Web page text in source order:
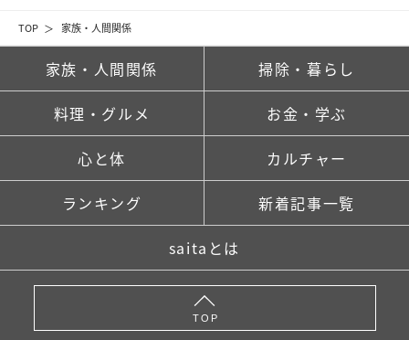
TOP 家族・人間関係
家族・人間関係 掃除・暮らし
料理・グルメ お金・学ぶ
心と体 カルチャー
ランキング 新着記事一覧
saitaとは
TOP